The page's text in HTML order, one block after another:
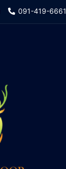
091-419-6661